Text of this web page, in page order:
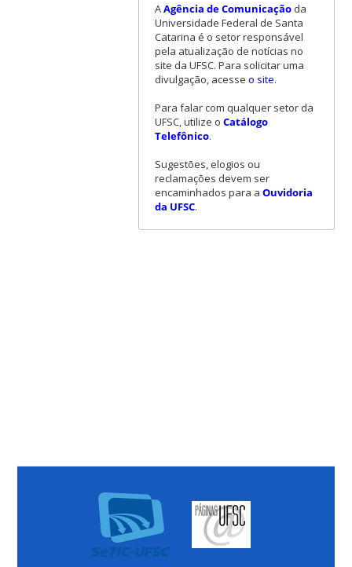
AAgência de Comunicaçãoda
Universidade Federal de Santa
Catarina é o setor responsável
pela atualização de notícias no
site da UFSC. Para solicitar uma
divulgação, acesse o site.
Para falar com qualquer setor da
UFSC, utilize o Catálogo
Telefônico.
Sugestões, elogios ou
reclamações devem ser
encaminhados para a Ouvidoria
da UFSC.